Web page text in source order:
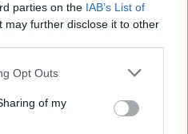
parties on the IAB’s List of
may further disclose it to other
uses one or more Google
behaviour. You may click to
and its third-party tags to
Opt Outs
of my